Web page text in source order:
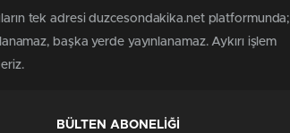
tek adresi duzcesondakika.net platformunda;
başka yerde yayınlanamaz. Aykırı işlem
BÜLTEN ABONELİĞİ